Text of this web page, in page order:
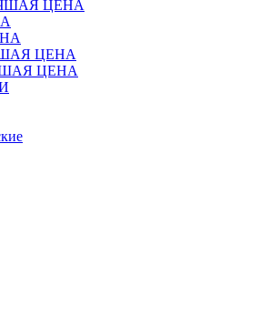
ЦЕНА
ЦЕНА
ЦЕНА